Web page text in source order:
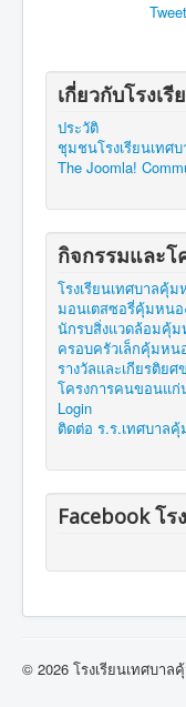
Tweet
เกี่ยวกับโรงเรี
ประวัติ
ชุมชนโรงเรียนเทศ
The Joomla!
กิจกรรมและโ
โรงเรียนเทศบาลคุ้
มอนเตสซอรี่คุ้มหนอ
นักรบสิ่งแวดล้อมคุ้ม
ครอบครัวเล็กคุ้มหน
รางวัลและเกียรติยศ
โครงการคนขอนแ
Login
ติดต่อ ร.ร.เทศบาล
Facebook โ
© 2026 โรงเรียนเทศบาล